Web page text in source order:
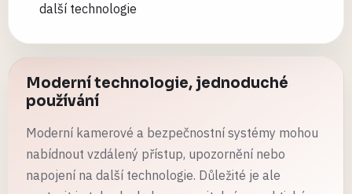
další technologie
Moderní technologie, jednoduché
používání
Moderní kamerové a bezpečnostní systémy mohou
nabídnout vzdálený přístup, upozornění nebo
napojení na další technologie. Důležité je ale